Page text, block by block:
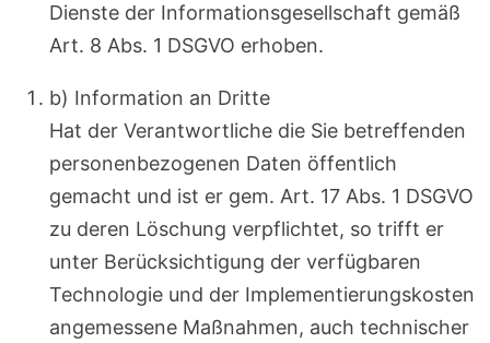
Dienste der Informationsgesellschaft gemäß
Art. 8 Abs. 1 DSGVO erhoben.
b) Information an Dritte
Hat der Verantwortliche die Sie betreffenden
personenbezogenen Daten öffentlich
gemacht und ist er gem. Art. 17 Abs. 1 DSGVO
zu deren Löschung verpflichtet, so trifft er
unter Berücksichtigung der verfügbaren
Technologie und der Implementierungskosten
angemessene Maßnahmen, auch technischer